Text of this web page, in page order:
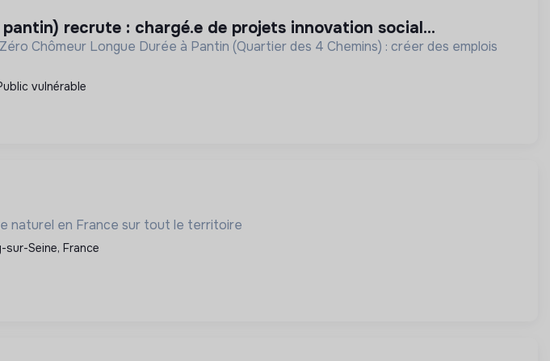
pantin) recrute : chargé.e de projets innovation social...
Chômeur Longue Durée à Pantin (Quartier des 4 Chemins) : créer des emplois
vulnérable
naturel en France sur tout le territoire
sur-Seine, France